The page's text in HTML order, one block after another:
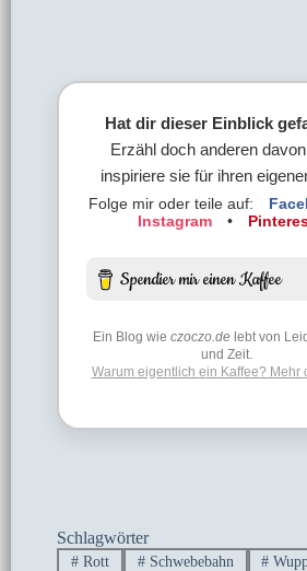
Hat dir dieser Einblick
Erzähl doch anderen
inspiriere sie für ihren
Folge mir oder teile auf:
Instagram
•
Ein Blog wie czoczo.delebt von
und Zeit.
Warum eigentlich ein Kaffee? Mehr
Schlagwörter
#Rott #Schwebebahn #